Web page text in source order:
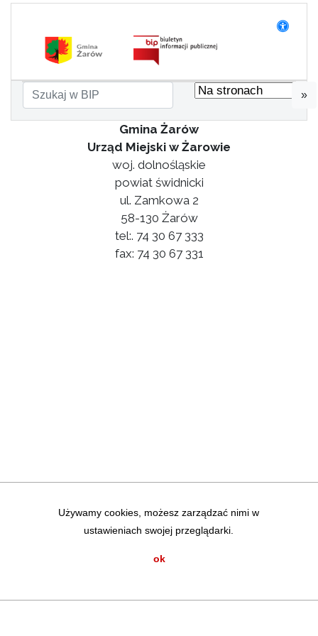
Używamy cookies, możesz zarządzać nimi w
ustawieniach swojej przeglądarki.
ok
»
Gmina Żarów
Urząd Miejski w Żarowie
woj. dolnośląskie
powiat świdnicki
ul. Zamkowa 2
58-130 Żarów
tel:. 74 30 67 333
fax: 74 30 67 331